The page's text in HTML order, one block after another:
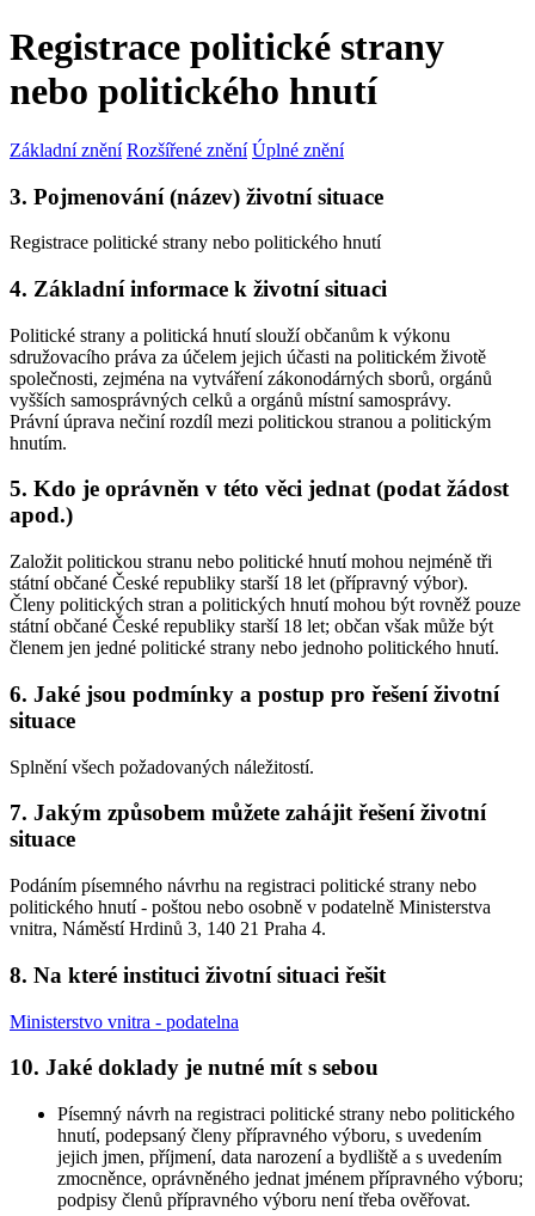
Registrace politické strany
nebo politického hnutí
Základní znění Rozšířené znění Úplné znění
3. Pojmenování (název) životní situace
Registrace politické strany nebo politického hnutí
4. Základní informace k životní situaci
Politické strany a politická hnutí slouží občanům k výkonu
sdružovacího práva za účelem jejich účasti na politickém životě
společnosti, zejména na vytváření zákonodárných sborů, orgánů
vyšších samosprávných celků a orgánů místní samosprávy.
Právní úprava nečiní rozdíl mezi politickou stranou a politickým
hnutím.
5. Kdo je oprávněn v této věci jednat (podat žádost
apod.)
Založit politickou stranu nebo politické hnutí mohou nejméně tři
státní občané České republiky starší 18 let (přípravný výbor).
Členy politických stran a politických hnutí mohou být rovněž pouze
státní občané České republiky starší 18 let; občan však může být
členem jen jedné politické strany nebo jednoho politického hnutí.
6. Jaké jsou podmínky a postup pro řešení životní
situace
Splnění všech požadovaných náležitostí.
7. Jakým způsobem můžete zahájit řešení životní
situace
Podáním písemného návrhu na registraci politické strany nebo
politického hnutí - poštou nebo osobně v podatelně Ministerstva
vnitra, Náměstí Hrdinů 3, 140 21 Praha 4.
8. Na které instituci životní situaci řešit
Ministerstvo vnitra - podatelna
10. Jaké doklady je nutné mít s sebou
Písemný návrh na registraci politické strany nebo politického
hnutí, podepsaný členy přípravného výboru, s uvedením
jejich jmen, příjmení, data narození a bydliště a s uvedením
zmocněnce, oprávněného jednat jménem přípravného výboru;
podpisy členů přípravného výboru není třeba ověřovat.